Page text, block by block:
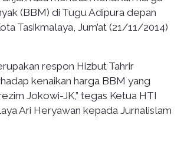
(BBM) di Tugu Adipura depan
Tasikmalaya, Jum’at (21/11/2014)
respon Hizbut Tahrir
kenaikan harga BBM yang
Jokowi-JK,” tegas Ketua HTI
Ari Heryawan kepada Jurnalislam